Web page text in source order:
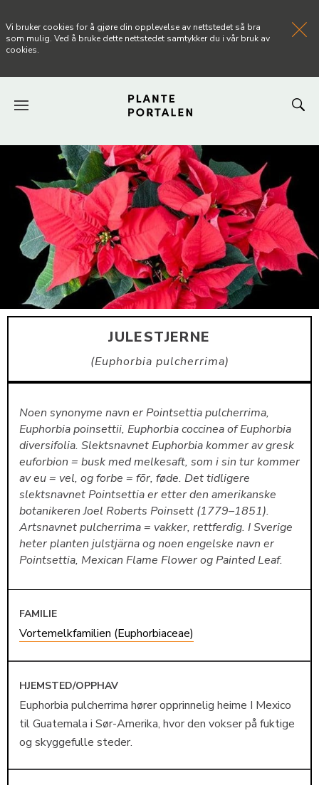
FORSIDEN
NYHETER
ARTIKLER
OM PLANTEPORTALEN
KONTAKT
Vi bruker cookies for å gjøre din opplevelse av nettstedet så bra
som mulig. Ved å bruke dette nettstedet samtykker du i vår bruk av
cookies.
JULESTJERNE
Euphorbia pulcherrima
Noen synonyme navn er Pointsettia pulcherrima,
Euphorbia poinsettii, Euphorbia coccinea of Euphorbia
diversifolia. Slektsnavnet Euphorbia kommer av gresk
euforbion = busk med melkesaft, som i sin tur kommer
av eu = vel, og forbe = fõr, føde. Det tidligere
slektsnavnet Pointsettia er etter den amerikanske
botanikeren Joel Roberts Poinsett (1779–1851).
Artsnavnet pulcherrima = vakker, rettferdig. I Sverige
heter planten julstjärna og noen engelske navn er
Pointsettia, Mexican Flame Flower og Painted Leaf.
FAMILIE
Vortemelkfamilien (Euphorbiaceae)
HJEMSTED/OPPHAV
Euphorbia pulcherrima hører opprinnelig heime I Mexico
til Guatemala i Sør-Amerika, hvor den vokser på fuktige
og skyggefulle steder.